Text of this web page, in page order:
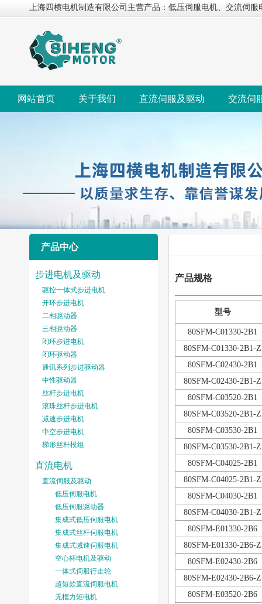
上海四横电机制造有限公司主营产品：低压伺服电机、交流伺
网站首页 关于我们 直流伺服及驱动 交流伺
产品中心
步进电机及驱动
驱控一体式步进电机
开环步进电机
二相驱动器
三相驱动器
闭环步进电机
闭环驱动器
通讯系列步进驱动器
中性驱动器
丝杆步进电机
滚珠丝杆步进电机
减速步进电机
中空步进电机
梯形丝杆模组
直流电机
直流伺服及驱动
低压伺服电机
低压伺服驱动器
集成式低压伺服电机
集成式丝杆伺服电机
集成式减速伺服电机
空心杯电机及驱动
一体式伺服行走轮
超短款直流伺服电机
无框力矩电机
产品规格
型号
80SFM-C01330-2B1
80SFM-C01330-2B1-Z
80SFM-C02430-2B1
80SFM-C02430-2B1-Z
80SFM-C03520-2B1
80SFM-C03520-2B1-Z
80SFM-C03530-2B1
80SFM-C03530-2B1-Z
80SFM-C04025-2B1
80SFM-C04025-2B1-Z
80SFM-C04030-2B1
80SFM-C04030-2B1-Z
80SFM-E01330-2B6
80SFM-E01330-2B6-Z
80SFM-E02430-2B6
80SFM-E02430-2B6-Z
80SFM-E03520-2B6